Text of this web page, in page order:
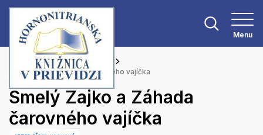
Menu
Hlavná stránka
Podujatia
Smelý Zajko a Záhada čarovného vajíčka
Smelý Zajko a Záhada
čarovného vajíčka